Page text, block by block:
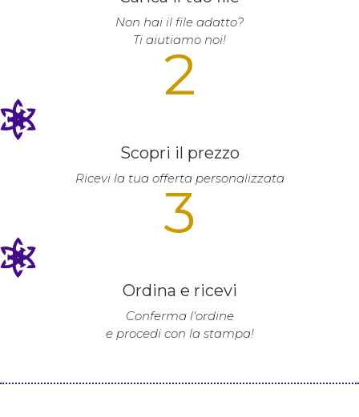
Non hai il file adatto?
Ti aiutiamo noi!
2
Scopri il prezzo
Ricevi la tua offerta personalizzata
3
Ordina e ricevi
Conferma l'ordine
e procedi con la stampa!